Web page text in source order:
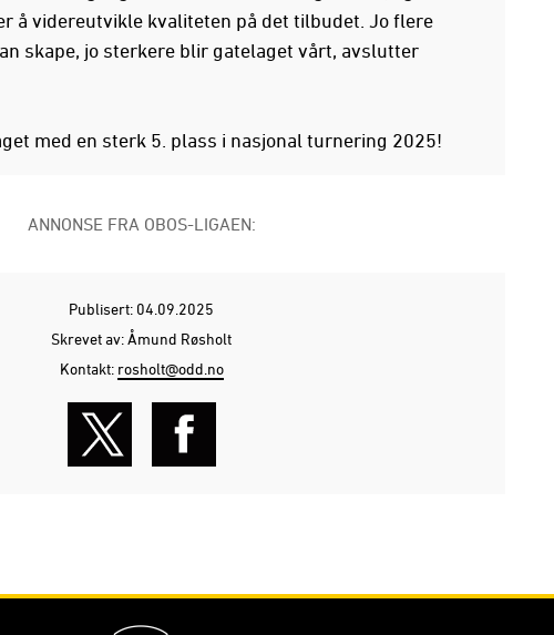
å videreutvikle kvaliteten på det tilbudet. Jo flere
skape, jo sterkere blir gatelaget vårt, avslutter
med en sterk 5. plass i nasjonal turnering 2025!
ANNONSE FRA OBOS-LIGAEN:
Publisert: 04.09.2025
Skrevet av: Åmund Røsholt
Kontakt: rosholt@odd.no